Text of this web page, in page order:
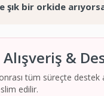
şık bir orkide
&
tüm süreçte destek
edilir.